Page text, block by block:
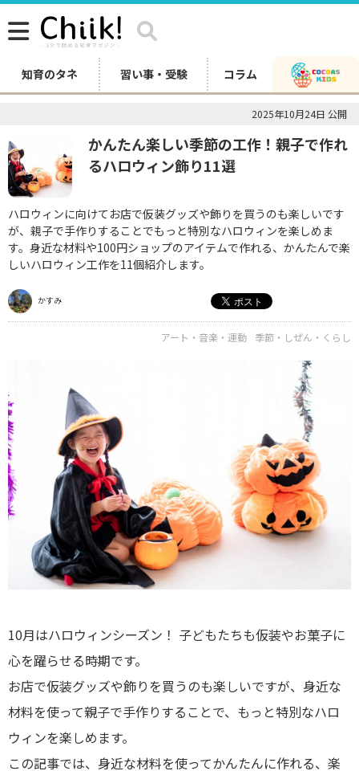
知育のタネ 習い事・受験 コラム
2025年10月24日 公開
かんたん楽しい季節の工作！親子で作れ
るハロウィン飾り11選
ハロウィンに向けてお店で仮装グッズや飾りを買うのも楽しいです
が、親子で手作りすることでもっと特別なハロウィンを楽しめま
す。身近な材料や100円ショップのアイテムで作れる、かんたんで楽
しいハロウィン工作を11個紹介します。
かすみ
アート・音楽・運動 季節・しぜん・くらし
10月はハロウィンシーズン！ 子どもたちも仮装やお菓子に
心を躍らせる時期です。
お店で仮装グッズや飾りを買うのも楽しいですが、身近な
材料を使って親子で手作りすることで、もっと特別なハロ
ウィンを楽しめます。
この記事では、身近な材料を使ってかんたんに作れる、楽